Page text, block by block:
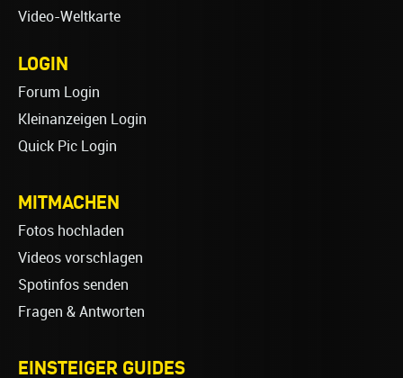
Video-Weltkarte
LOGIN
Forum Login
Kleinanzeigen Login
Quick Pic Login
MITMACHEN
Fotos hochladen
Videos vorschlagen
Spotinfos senden
Fragen & Antworten
EINSTEIGER GUIDES